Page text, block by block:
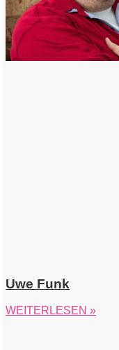
Uwe Funk
WEITERLESEN »